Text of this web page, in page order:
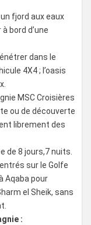
fjord aux eaux
bord d’une
dans le
4X4 ; l’oasis
MSC Croisières
ou de découverte
librement des
de 8 jours,7 nuits.
sur le Golfe
Aqaba pour
el Sheik, sans
: